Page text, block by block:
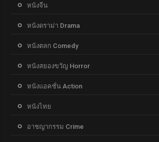
หนังจีน
หนังดราม่า Drama
หนังตลก Comedy
หนังสยองขวัญ Horror
หนังแอคชั่น Action
หนังไทย
อาชญากรรม Crime